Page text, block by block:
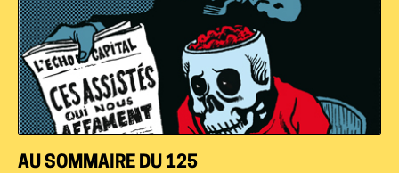
AU SOMMAIRE DU 125